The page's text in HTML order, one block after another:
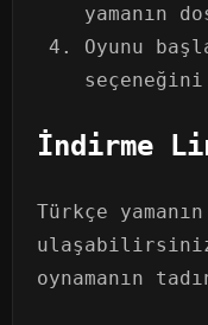
yamanın
Oyunu
İndirme
Türkçe
ulaşabilirsiniz.
oynamanın